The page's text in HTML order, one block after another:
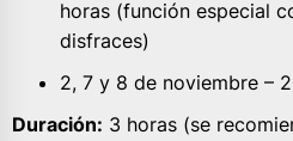
horas (función especial
disfraces)
2, 7 y 8 de noviembre –
Duración: 3 horas (se